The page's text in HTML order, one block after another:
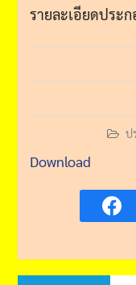
รายละเอียดประ
ป
Download
Post